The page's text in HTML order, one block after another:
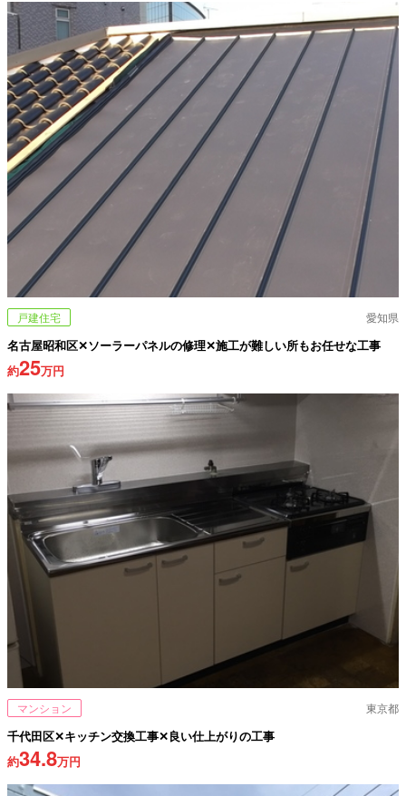
戸建住宅 愛知県
名古屋昭和区✕ソーラーパネルの修理✕施工が難しい所もお任せな工事
約25万円
マンション 東京都
千代田区✕キッチン交換工事✕良い仕上がりの工事
約34.8万円